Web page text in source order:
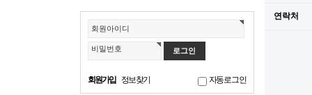
회원아이디
비밀번호
회원가입 정보찾기 자동로그인
연락처